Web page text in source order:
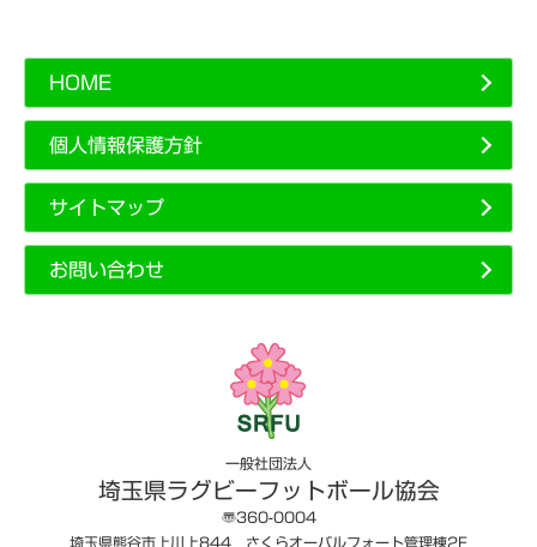
HOME
個人情報保護方針
サイトマップ
お問い合わせ
一般社団法人
埼玉県ラグビーフットボール協会
〠360-0004
埼玉県熊谷市上川上844 さくらオーバルフォート管理棟2F